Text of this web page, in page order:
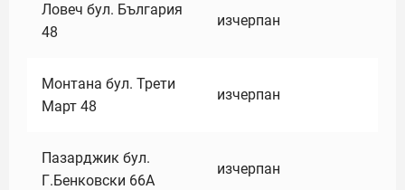
Ловеч бул. България
48
изчерпан
Монтана бул. Трети
Март 48
изчерпан
Пазарджик бул.
Г.Бенковски 66А
изчерпан